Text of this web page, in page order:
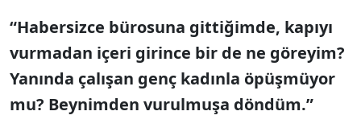
“Habersizce bürosuna gittiğimde, kapıyı
vurmadan içeri girince bir de ne göreyim?
Yanında çalışan genç kadınla öpüşmüyor
mu? Beynimden vurulmuşa döndüm.”